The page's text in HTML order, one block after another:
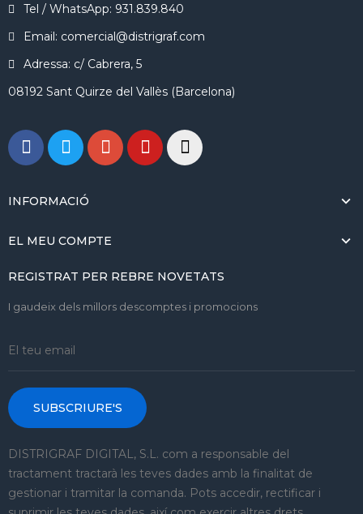
Tel / WhatsApp: 931.839.840
Email: comercial@distrigraf.com
Adressa: c/ Cabrera, 5
08192 Sant Quirze del Vallès (Barcelona)
INFORMACIÓ
EL MEU COMPTE
REGISTRAT PER REBRE NOVETATS
I gaudeix dels millors descomptes i promocions
SUBSCRIURE'S
DISTRIGRAF DIGITAL, S.L. com a responsable del
tractament tractarà les teves dades amb la finalitat de
gestionar i tramitar la comanda. Pots accedir, rectificar i